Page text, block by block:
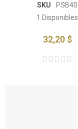
SKU
PSB40
1 Disponibles
32,20 $